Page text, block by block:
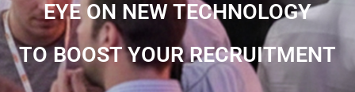
EYE ON NEW TECHNOLOGY
TO BOOST YOUR RECRUITMENT